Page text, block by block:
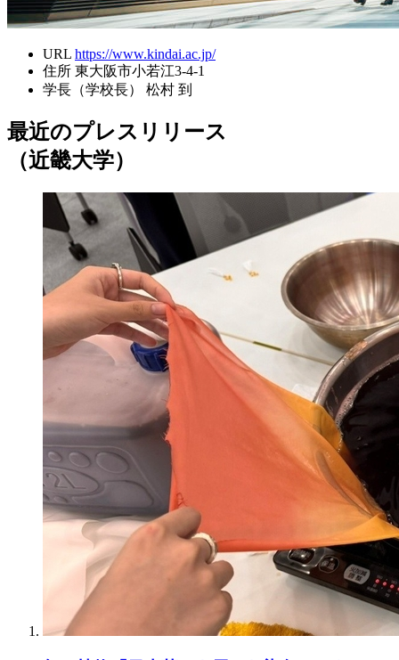
URL https://www.kindai.ac.jp/
住所 東大阪市小若江3-4-1
学長（学校長）
松村 到
最近のプレスリリース
（近畿大学）